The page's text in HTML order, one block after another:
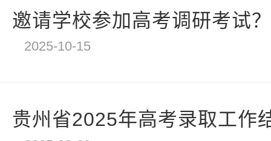
邀请学校参加高考调研考试
2025-10-15
贵州省2025年高考录取工作